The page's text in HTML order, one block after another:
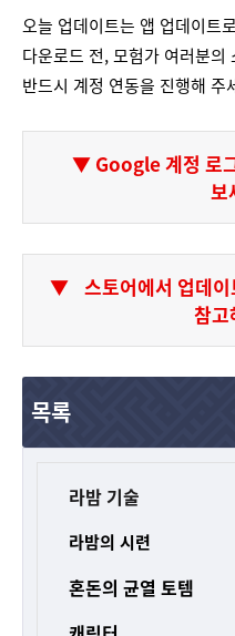
오늘 업데이트는 앱 업데이트
다운로드 전, 모험가 여러분
반드시 계정 연동을 진행해 주
▼ Google 계정 로
보
▼ 스토어에서 업데
참고
목록
라밤 기술
라밤의 시련
혼돈의 균열 토템